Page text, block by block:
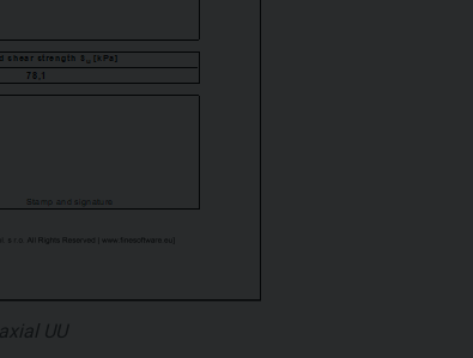
UU